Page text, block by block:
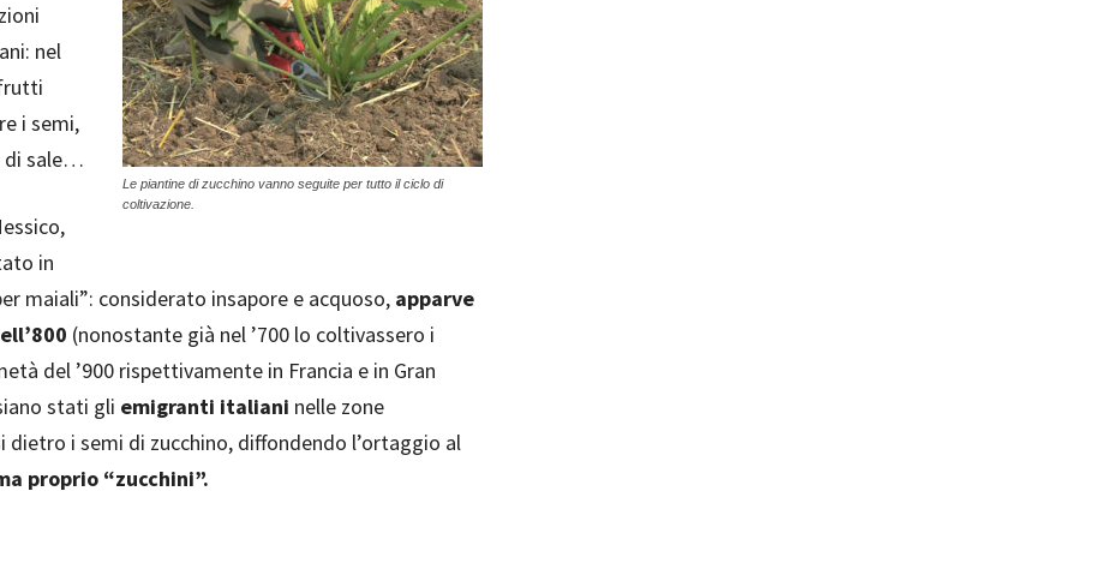
Le piantine di zucchino vanno seguite per tutto il ciclo di
coltivazione.
nel
i semi,
di sale…
in
maiali”: considerato insapore e acquoso, apparve
(nonostante già nel ’700 lo coltivassero i
del ’900 rispettivamente in Francia e in Gran
stati gli emigranti italiani nelle zone
i semi di zucchino, diffondendo l’ortaggio al
proprio “zucchini”.